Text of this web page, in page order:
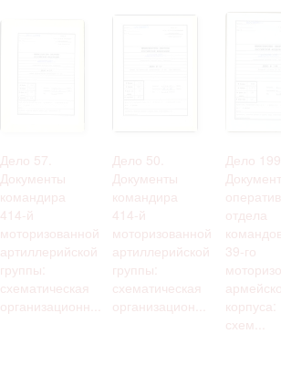
Дело 57.
Документы
командира
414-й
моторизованной
артиллерийской
группы:
схематическая
организационн...
Дело 50.
Документы
командира
414-й
моторизованной
артиллерийской
группы:
схематическая
организацион...
Дело
отдела
39-го
корпуса:
схем...